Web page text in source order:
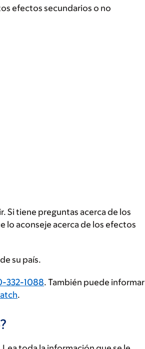
efectos secundarios o no
Si tiene preguntas acerca de los
lo aconseje acerca de los efectos
su país.
332-1088. También puede informar
.